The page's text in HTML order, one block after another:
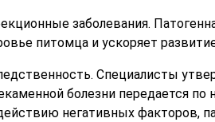
заболевания.
питомца и ускоряет
Специалисты
болезни передается
негативных факторов,